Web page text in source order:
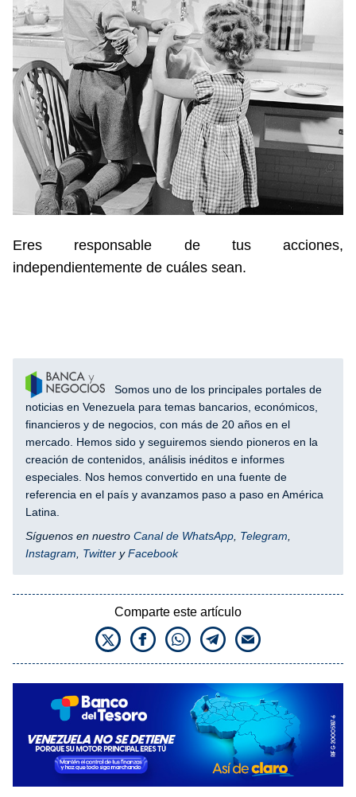
Eres responsable de tus acciones,
independientemente de cuáles sean.
Somos uno de los principales portales de
noticias en Venezuela para temas bancarios, económicos,
financieros y de negocios, con más de 20 años en el
mercado. Hemos sido y seguiremos siendo pioneros en la
creación de contenidos, análisis inéditos e informes
especiales. Nos hemos convertido en una fuente de
referencia en el país y avanzamos paso a paso en América
Latina.
Síguenos en nuestro Canal de WhatsApp Telegram
Instagram
Twitter yFacebook
Comparte este artículo